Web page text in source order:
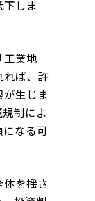
しま
工業地
れば、許
生じま
制によ
なる可
を揺さ